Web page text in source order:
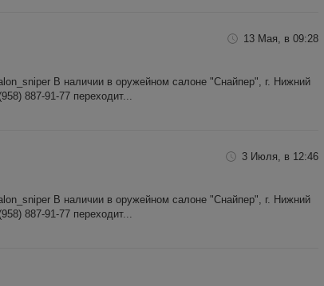
13 Мая, в 09:28
В наличии в оружейном салоне "Снайпер", г. Нижний
887-91-77 переходит...
3 Июля, в 12:46
В наличии в оружейном салоне "Снайпер", г. Нижний
887-91-77 переходит...